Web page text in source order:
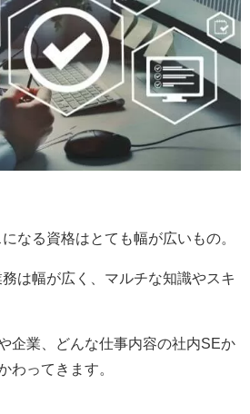
なる資格はとても幅が広いもの。
は幅が広く、マルチな知識やスキ
企業、どんな仕事内容の社内SEか
わってきます。